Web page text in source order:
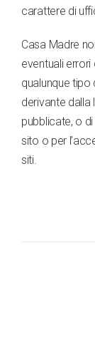
carattere di
Casa Madre
eventuali
qualunque
derivante dalla
pubblicate, o
sito o per
siti.